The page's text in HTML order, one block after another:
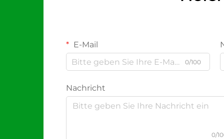
E-Mail
0/100
Nachricht
0/